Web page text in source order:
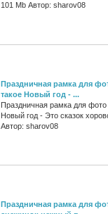
101 Mb Автор: sharov08
Праздничная рамка для
такое Новый год - ...
Праздничная рамка для
Новый год - Это сказок
Автор: sharov08
Праздничная рамка для